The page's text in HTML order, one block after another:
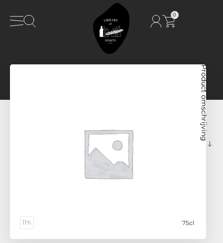
0
11% 75cl
Product omschrijving